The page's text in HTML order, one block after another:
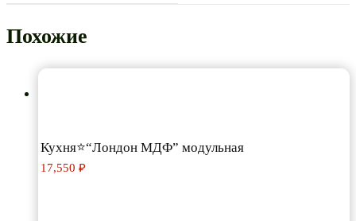
Похожие
Кухня⭐“Лондон МДФ” модульная
17,550 ₽